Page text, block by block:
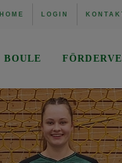
HOME LOGIN
BOULE